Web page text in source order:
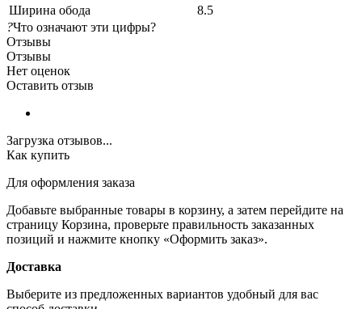
Ширина обода
8.5
?Что означают эти цифры?
Отзывы
Отзывы
Нет оценок
Оставить отзыв
Загрузка отзывов...
Как купить
Для оформления заказа
Добавьте выбранные товары в корзину, а затем перейдите на
страницу Корзина, проверьте правильность заказанных
позиций и нажмите кнопку «Оформить заказ».
Доставка
Выберите из предложенных вариантов удобный для вас